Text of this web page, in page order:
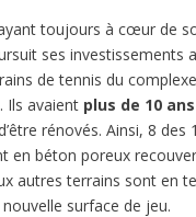
toujours à cœur de
ses investissements
de tennis du
Ils avaient plus de 10 ans
rénovés. Ainsi, 8 des
en béton poreux
autres terrains sont en
surface de jeu.